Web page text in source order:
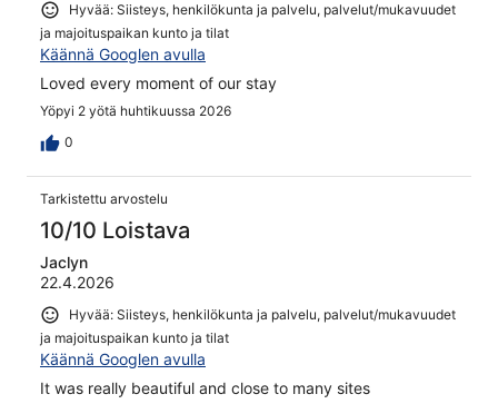
Hyvää: Siisteys, henkilökunta ja palvelu, palvelut/mukavuudet
ja majoituspaikan kunto ja tilat
Käännä Googlen avulla
Loved every moment of our stay
Yöpyi 2 yötä huhtikuussa 2026
0
Tarkistettu arvostelu
10/10 Loistava
Jaclyn
22.4.2026
Hyvää: Siisteys, henkilökunta ja palvelu, palvelut/mukavuudet
ja majoituspaikan kunto ja tilat
Käännä Googlen avulla
It was really beautiful and close to many sites